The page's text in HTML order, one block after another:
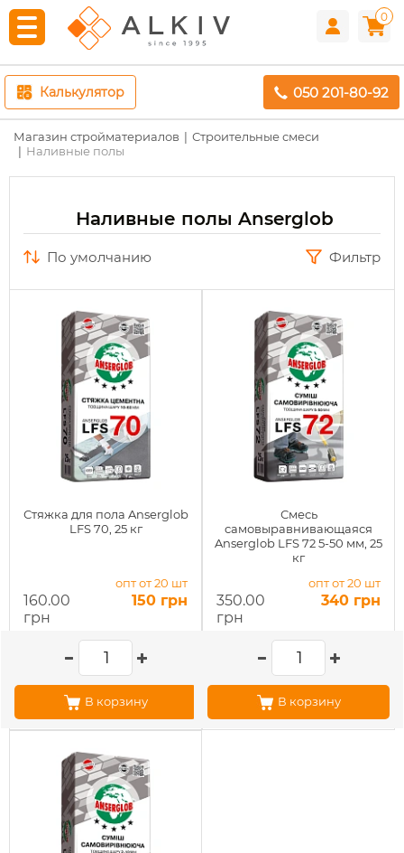
0
Калькулятор 050 201-80-92
Магазин стройматериалов
Строительные смеси
Наливные полы
Наливные полы Anserglob
по умолчанию Фильтр
Стяжка для пола Anserglob
LFS 70, 25 кг
160.00
грн
опт от 20 шт
150 грн
В корзину
Смесь
самовыравнивающаяся
Anserglob LFS 72 5-50 мм, 25
кг
350.00
грн
опт от 20 шт
340 грн
В корзину